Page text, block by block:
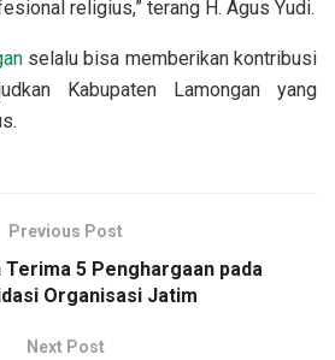
religius,” terang H. Agus Yudi.
selalu bisa memberikan kontribusi
Kabupaten Lamongan yang
Previous Post
Terima 5 Penghargaan pada
Organisasi Jatim
Next Post